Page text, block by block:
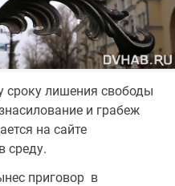
сроку лишения свободы
и грабеж
на сайте
среду.
приговор в